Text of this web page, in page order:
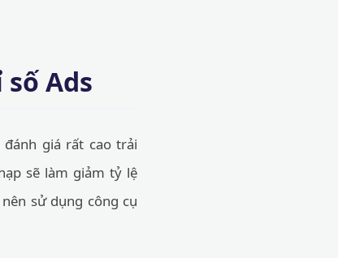
Ads
giá rất cao trải
sẽ làm giảm tỷ lệ
sử dụng công cụ